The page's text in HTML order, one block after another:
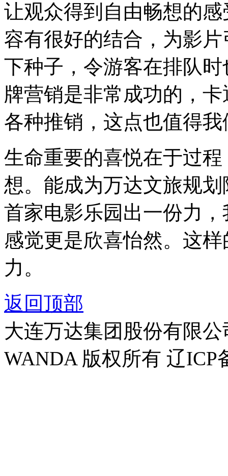
让观众得到自由畅想的
容有很好的结合，为影
下种子，令游客在排队
牌营销是非常成功的，
各种推销，这点也值得
生命重要的喜悦在于过
想。能成为万达文旅规
首家电影乐园出一份力
感觉更是欣喜怡然。这
力。
返回顶部
大连万达集团股份有限
WANDA 版权所有 辽ICP